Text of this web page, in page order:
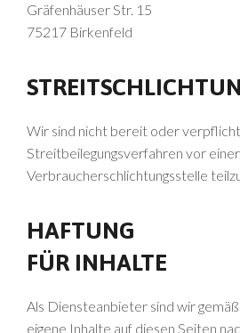
Gräfenhäuser Str. 15
75217 Birkenfeld
Wir sind nicht bereit oder
Streitbeilegungsverfahren vor einer
Verbraucherschlichtungsstelle
HAFTUNG
FÜR INHALTE
Als Diensteanbieter sind wir
eigene Inhalte auf diesen Seiten